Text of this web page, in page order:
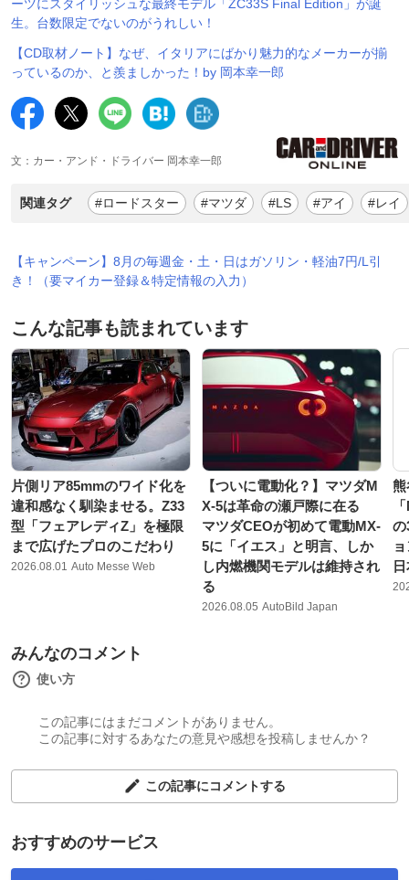
ーツにスタイリッシュな最終モデル「ZC33S Final Edition」が誕
生。台数限定でないのがうれしい！
【CD取材ノート】なぜ、イタリアにばかり魅力的なメーカーが揃
っているのか、と羨ましかった！by 岡本幸一郎
文：カー・アンド・ドライバー 岡本幸一郎
関連タグ #ロードスター #マツダ #LS #アイ #レイ
【キャンペーン】8月の毎週金・土・日はガソリン・軽油7円/L引
き！（要マイカー登録＆特定情報の入力）
こんな記事も読まれています
片側リア85mmのワイド化を
違和感なく馴染ませる。Z33
型「フェアレディZ」を極限
まで広げたプロのこだわり
2026.08.01 Auto Messe Web
【ついに電動化？】マツダM
X-5は革命の瀬戸際に在る
マツダCEOが初めて電動MX-
5に「イエス」と明言、しか
し内燃機関モデルは維持され
る
2026.08.05 AutoBild Japan
熊
みんなのコメント
使い方
この記事にはまだコメントがありません。
この記事に対するあなたの意見や感想を投稿しませんか？
この記事にコメントする
おすすめのサービス